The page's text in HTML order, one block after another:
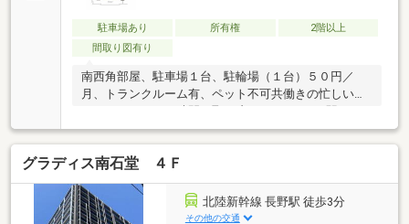
積立金：10330円 合計39150円【備考】・ペット不
可・現状渡し・引渡時期 即可能＊エアコン故障して
います。
駐車場あり 所有権
2階以上
間取り図有り
南西角部屋、駐車場１台、駐輪場（１台）５０円／
月、トランクルーム有、ペット不可共働きの忙しい毎
のスマートな暮らし信濃吉田駅まで歩いて２分の好立
地。長野駅へのアクセスも良く、平日の通勤通学の負
担をグッと軽減。■休日は家族でお出かけ周辺にはス
ーパーや商業施設が充実。休日は長野駅周辺でのショ
ッピングや、近隣の公園で子どもと遊ぶ穏やかな時間
が叶います。雪かきの負担が少ないのもマンションな
グラディス南石堂 ４Ｆ
北陸新幹線 長野駅 徒歩3分
その他の交通